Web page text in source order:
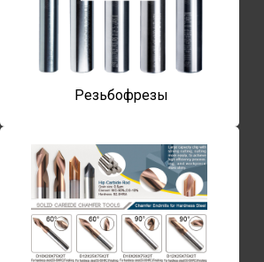
Резьбофрезы